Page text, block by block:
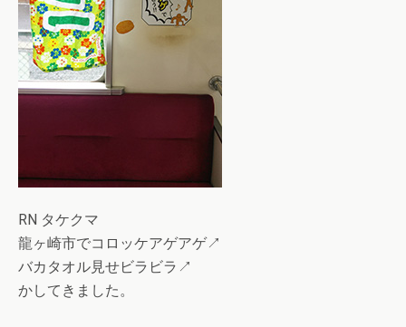
RN タケクマ
龍ヶ崎市でコロッケアゲアゲ↗
バカタオル見せビラビラ↗
かしてきました。